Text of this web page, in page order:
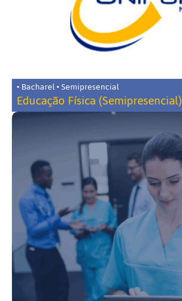
• Bacharel • Semipresencial
Educação Física (Semipresencial)